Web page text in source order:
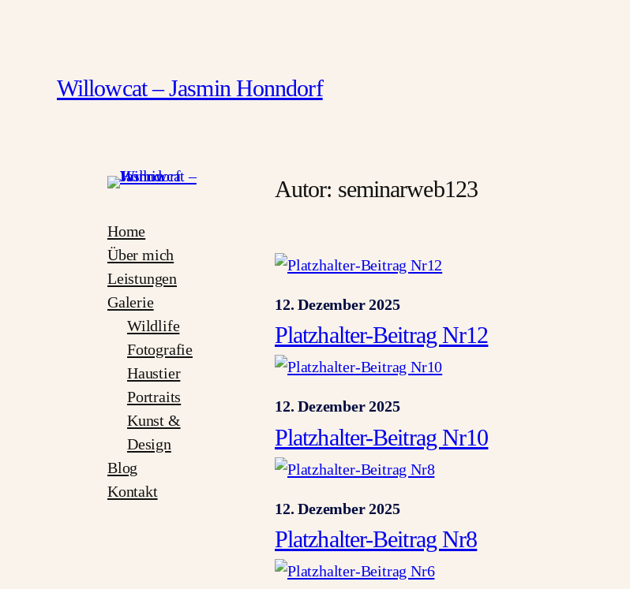
Willowcat – Jasmin Honndorf
Home
Über mich
Leistungen
Galerie
Wildlife
Fotografie
Haustier
Portraits
Kunst &
Design
Blog
Kontakt
Autor: seminarweb123
12. Dezember 2025
Platzhalter-Beitrag Nr12
12. Dezember 2025
Platzhalter-Beitrag Nr10
12. Dezember 2025
Platzhalter-Beitrag Nr8